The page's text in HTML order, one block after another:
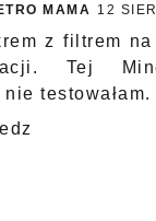
MAMA 12
z filtrem
Tej
testowałam.